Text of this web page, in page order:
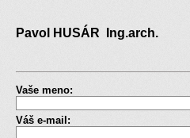
Pavol HUSÁR Ing.arch.
Vaše meno:
Váš e-mail: